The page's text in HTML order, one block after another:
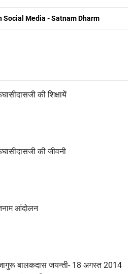
Social Media - Satnam Dharm
की शिक्षायें
की जीवनी
आंदोलन
बालकदास जयन्ती- 18 अगस्त 2014